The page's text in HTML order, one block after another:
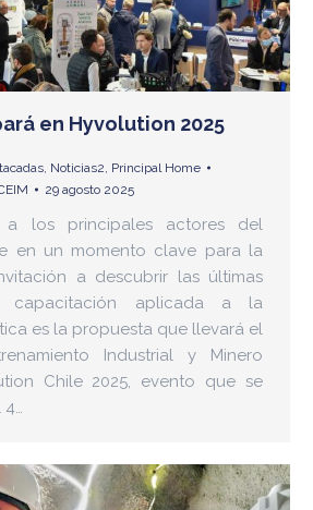
en Hyvolution 2025
, Noticias2, Principal Home
29 agosto 2025
a los principales actores del
en un momento clave para la
a descubrir las últimas
capacitación aplicada a la
es la propuesta que llevará el
Industrial y Minero
Chile 2025, evento que se